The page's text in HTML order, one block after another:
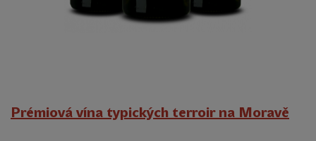
Prémiová vína typických terroir na Moravě